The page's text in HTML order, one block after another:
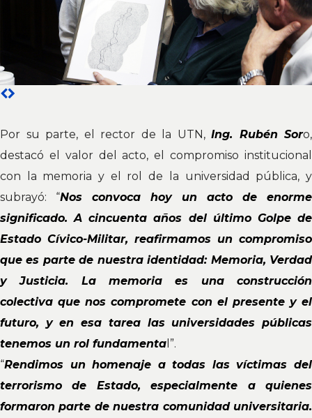
Por su parte, el rector de la UTN, Ing. Rubén Soro,
destacó el valor del acto, el compromiso institucional
con la memoria y el rol de la universidad pública, y
subrayó: “Nos convoca hoy un acto de enorme
significado. A cincuenta años del último Golpe de
Estado Cívico-Militar, reafirmamos un compromiso
que es parte de nuestra identidad: Memoria, Verdad
y Justicia. La memoria es una construcción
colectiva que nos compromete con el presente y el
futuro, y en esa tarea las universidades públicas
tenemos un rol fundamenta l”.
“Rendimos un homenaje a todas las víctimas del
terrorismo de Estado, especialmente a quienes
formaron parte de nuestra comunidad universitaria.